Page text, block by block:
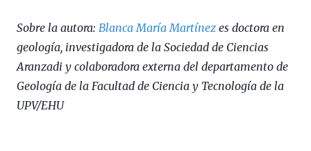
Sobre la autora: Blanca María Martínez es doctora en
geología, investigadora de la Sociedad de Ciencias
Aranzadi y colaboradora externa del departamento de
Geología de la Facultad de Ciencia y Tecnología de la
UPV/EHU